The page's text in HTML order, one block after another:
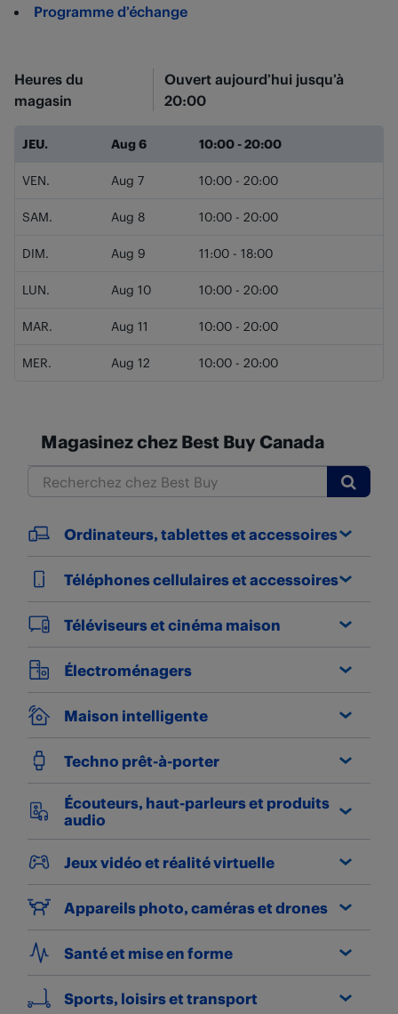
Programme d’échange
Heures du
magasin
Ouvert aujourd’hui jusqu’à
20:00
Jour de la semaine Heures
JEU. Aug 6 10:00-20:00
VEN. Aug 7 10:00 - 20:00
SAM. Aug 8 10:00 - 20:00
DIM. Aug 9 11:00 - 18:00
LUN. Aug 10 10:00 - 20:00
MAR. Aug 11 10:00 - 20:00
MER. Aug 12 10:00 - 20:00
Magasinez chez Best Buy Canada
Submit
Ordinateurs, tablettes et accessoires
Téléphones cellulaires et accessoires
Téléviseurs et cinéma maison
Électroménagers
Maison intelligente
Techno prêt-à-porter
Écouteurs, haut-parleurs et produits
audio
Jeux vidéo et réalité virtuelle
Appareils photo, caméras et drones
Santé et mise en forme
Sports, loisirs et transport